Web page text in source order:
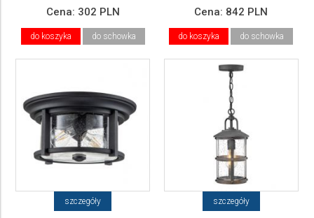
Cena: 302 PLN
do koszyka do schowka
Lighting
Cena: 842 PLN
do koszyka do schowka
szczegóły szczegóły